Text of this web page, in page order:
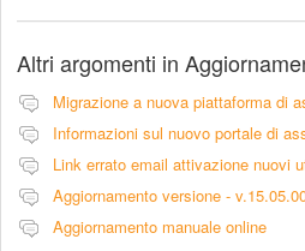
Altri argomenti in
Migrazione a nuova piattaforma di
Informazioni sul nuovo portale di
Link errato email attivazione nuovi
Aggiornamento versione -
Aggiornamento manuale online